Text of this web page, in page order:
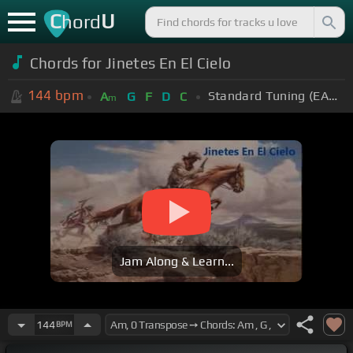
ChordU
Chords for Jinetes En El Cielo
144 bpm Am G F D C Standard Tuning (EADGBE)
Jam Along & Learn...
144BPM